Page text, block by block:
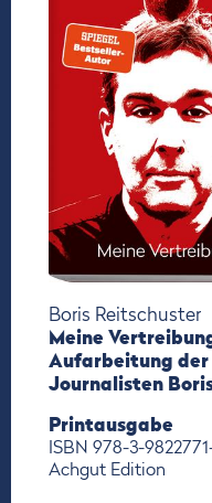
Boris Reitschuster
Meine
Aufarbeitung der
Journalisten
Printausgabe
ISBN 978-3-
Achgut Edition